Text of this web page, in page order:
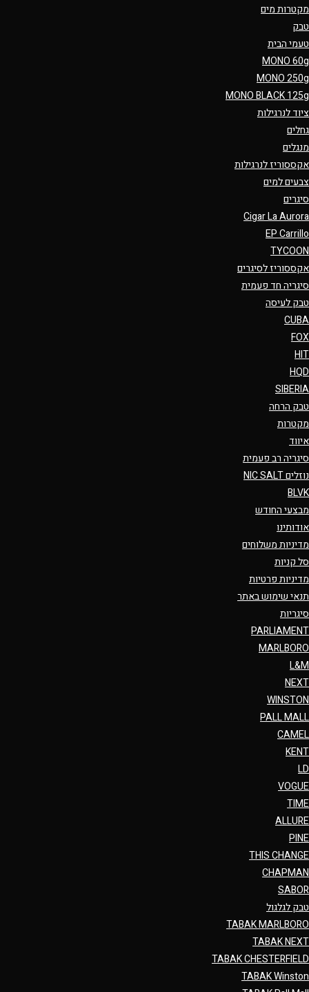
מקטרות מים
טבק
טעמי הבית
MONO 60g
MONO 250g
MONO BLACK 125g
ציוד לנרגילות
גחלים
מנגלים
אקססוריז לנרגילות
צבעים למים
סיגרים
Cigar La Aurora
EP Carrillo
TYCOON
אקססוריז לסיגרים
סיגריה חד פעמית
טבק לעיסה
CUBA
FOX
HIT
HQD
SIBERIA
טבק הרחה
מקטרות
איווד
סיגריה רב פעמית
נוזלים NIC SALT
BLVK
מבצעי החודש
אודותינו
מדיניות משלוחים
סל קניות
מדיניות פרטיות
תנאי שימוש באתר
סיגריות
PARLIAMENT
MARLBORO
L&M
NEXT
WINSTON
PALL MALL
CAMEL
KENT
LD
VOGUE
TIME
ALLURE
PINE
THIS CHANGE
CHAPMAN
SABOR
טבק לגלגול
TABAK MARLBORO
TABAK NEXT
TABAK CHESTERFIELD
TABAK Winston